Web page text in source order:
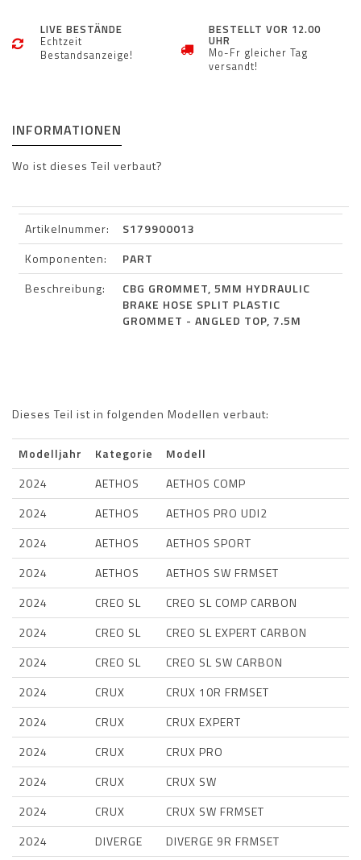
LIVE BESTÄNDE
Echtzeit
Bestandsanzeige!
BESTELLT VOR 12.00
UHR
Mo-Fr gleicher Tag
versandt!
INFORMATIONEN
Wo ist dieses Teil verbaut?
Artikelnummer:
S179900013
Komponenten:
PART
Beschreibung:
CBG GROMMET, 5MM HYDRAULIC
BRAKE HOSE SPLIT PLASTIC
GROMMET - ANGLED TOP, 7.5M
Dieses Teil ist in folgenden Modellen verbaut:
Modelljahr Kategorie
Modell
2024
AETHOS
AETHOS COMP
2024
AETHOS
AETHOS PRO UDI2
2024
AETHOS
AETHOS SPORT
2024
AETHOS
AETHOS SW FRMSET
2024
CREO SL
CREO SL COMP CARBON
2024
CREO SL
CREO SL EXPERT CARBON
2024
CREO SL
CREO SL SW CARBON
2024
CRUX
CRUX 10R FRMSET
2024
CRUX
CRUX EXPERT
2024
CRUX
CRUX PRO
2024
CRUX
CRUX SW
2024
CRUX
CRUX SW FRMSET
2024
DIVERGE
DIVERGE 9R FRMSET